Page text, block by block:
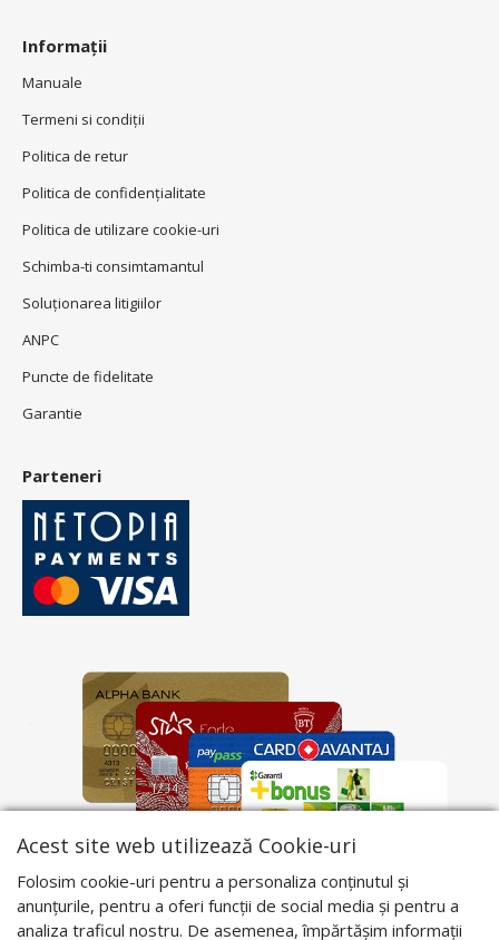
Informații
Manuale
Termeni si condiţii
Politica de retur
Politica de confidenţialitate
Politica de utilizare cookie-uri
Schimba-ti consimtamantul
Soluționarea litigiilor
ANPC
Puncte de fidelitate
Garantie
Parteneri
Acest site web utilizează Cookie-uri
Folosim cookie-uri pentru a personaliza conținutul și
anunțurile, pentru a oferi funcții de social media și pentru a
analiza traficul nostru. De asemenea, împărtășim informații